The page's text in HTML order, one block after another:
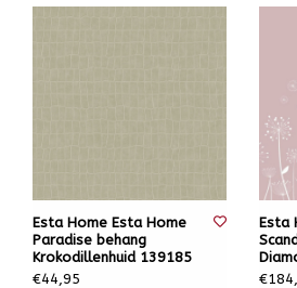
Esta Home Esta Home
Paradise behang
Krokodillenhuid 139185
€44,95
Esta